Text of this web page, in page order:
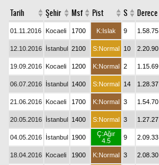
Tarih Şehir Msf Pist S Derece
01.11.2016 Kocaeli 1700 K:Islak 9 1.58.75
12.10.2016 İstanbul 2100 S:Normal 10 2.20.90
19.09.2016 Kocaeli 1200 K:Normal 2 1.15.69
06.07.2016 İstanbul 1400 S:Normal 14 1.28.37
21.06.2016 Kocaeli 1700 K:Normal 3 1.54.70
20.05.2016 İstanbul 1400 S:Normal 3 1.27.27
04.05.2016 İstanbul 1900
Ç:Ağır
4.5
9 2.09.33
18.04.2016 Kocaeli 1900 K:Normal 3 2.08.30